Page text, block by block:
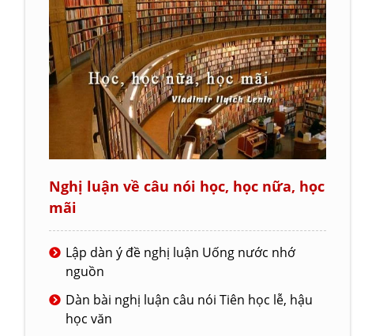
Nghị luận về câu nói học, học nữa, học
mãi
Lập dàn ý đề nghị luận Uống nước nhớ
nguồn
Dàn bài nghị luận câu nói Tiên học lễ, hậu
học văn